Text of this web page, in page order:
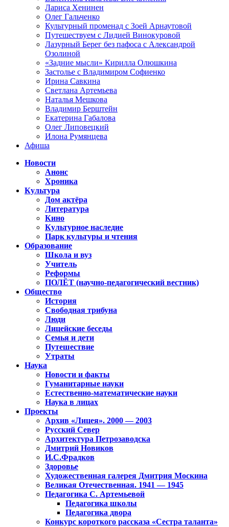
Лариса Хенинен
Олег Гальченко
Культурный променад с Зоей Арнаутовой
Путешествуем с Лидией Винокуровой
Лазурный Берег без пафоса с Александрой
Озолиной
«Задние мысли» Кирилла Олюшкина
Застолье с Владимиром Софиенко
Ирина Савкина
Светлана Артемьева
Наталья Мешкова
Владимир Берштейн
Екатерина Габалова
Олег Липовецкий
Илона Румянцева
Афиша
Новости
Анонс
Хроника
Культура
Дом актёра
Литература
Кино
Культурное наследие
Парк культуры и чтения
Образование
Школа и вуз
Учитель
Реформы
ПОЛЁТ (научно-педагогический вестник)
Общество
История
Свободная трибуна
Люди
Лицейские беседы
Семья и дети
Путешествие
Утраты
Наука
Новости и факты
Гуманитарные науки
Естественно-математические науки
Наука в лицах
Проекты
Архив «Лицея». 2000 — 2003
Русский Север
Архитектура Петрозаводска
Дмитрий Новиков
И.С.Фрадков
Здоровье
Художественная галерея Дмитрия Москина
Великая Отечественная. 1941 — 1945
Педагогика С. Артемьевой
Педагогика школы
Педагогика двора
Конкурс короткого рассказа «Сестра таланта»